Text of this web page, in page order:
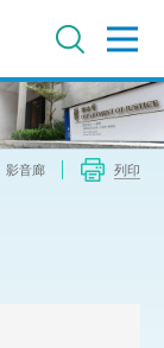
影音廊 列印